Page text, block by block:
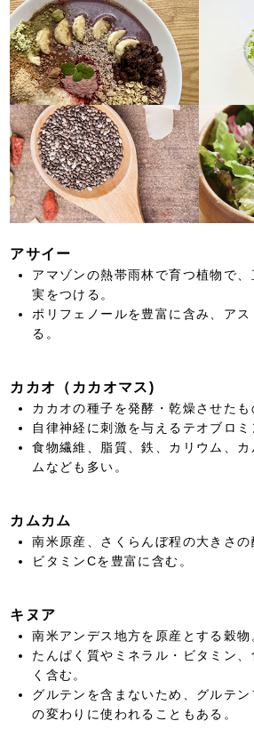
アサイー
アマゾンの熱帯雨林で育つ植物で
実をつける。
ポリフェノールを豊富に含み、ア
る。
カカオ（カカオマス)
カカオの種子を発酵・乾燥させたも
自律神経に刺激を与えるテオブロミ
食物繊維、脂質、鉄、カリウム、
ムなども多い。
カムカム
南米原産、さくらんぼ程の大きさの
ビタミンCを豊富に含む。
キヌア
南米アンデス地方を原産とする穀物
たんぱく質やミネラル・ビタミン
く含む。
グルテンを含まないため、グルテ
の変わりに使われることもある。